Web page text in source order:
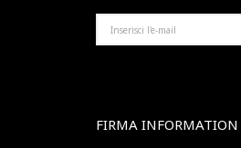
MAIL
FIRMA INFORMATION